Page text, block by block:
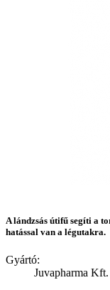
A lándzsás útifű segíti a
hatással van a légutakra.
Gyártó:
Juvapharma Kft.